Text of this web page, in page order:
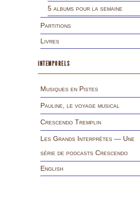
5 albums pour la semaine
Partitions
Livres
INTEMPORELS
Musiques en Pistes
Pauline, le voyage musical
Crescendo Tremplin
Les Grands Interprètes — Une
série de podcasts Crescendo
English